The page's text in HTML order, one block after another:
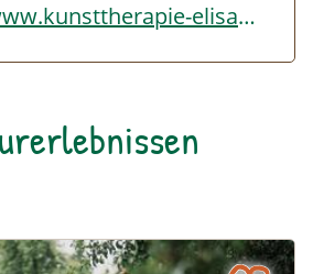
http://www.kunsttherapie-elisabeth.com